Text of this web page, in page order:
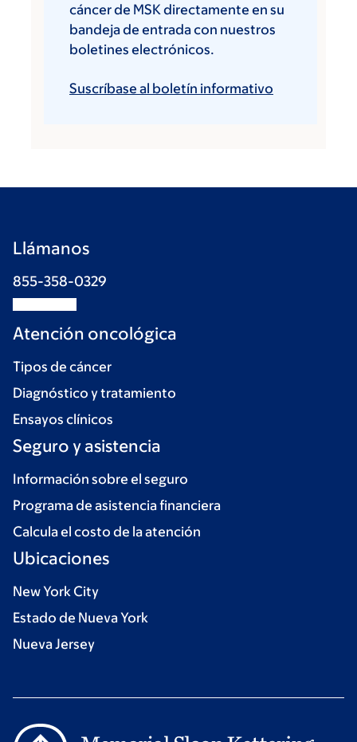
cáncer de MSK directamente en su
bandeja de entrada con nuestros
boletines electrónicos.
Suscríbase al boletín informativo
Llámanos
855-358-0329
Atención oncológica
Tipos de cáncer
Diagnóstico y tratamiento
Ensayos clínicos
Seguro y asistencia
Información sobre el seguro
Programa de asistencia financiera
Calcula el costo de la atención
Ubicaciones
New York City
Estado de Nueva York
Nueva Jersey